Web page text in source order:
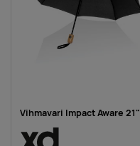
Vihmavari Impact Aware 21"